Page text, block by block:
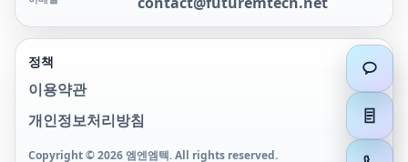
정책
이용약관
개인정보처리방침
Copyright ©2026 엠엔엠텍. All rights reserved.